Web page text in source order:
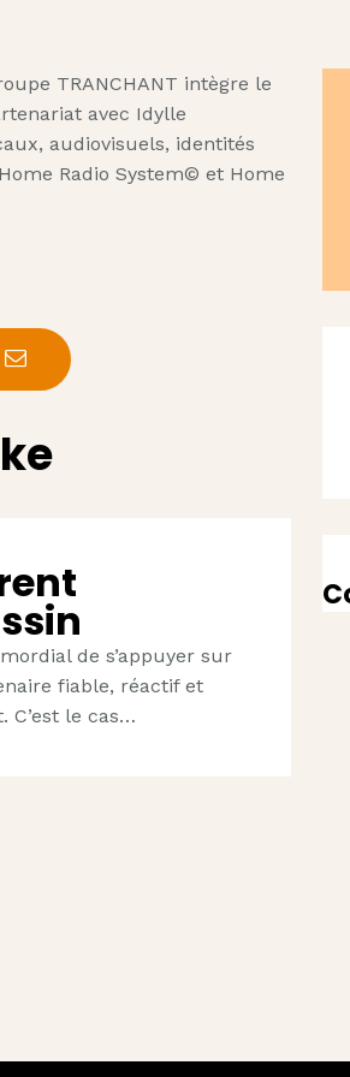
TRANCHANT intègre le
avec Idylle
audiovisuels, identités
Radio System© et Home
de s’appuyer sur
fiable, réactif et
C’est le cas…